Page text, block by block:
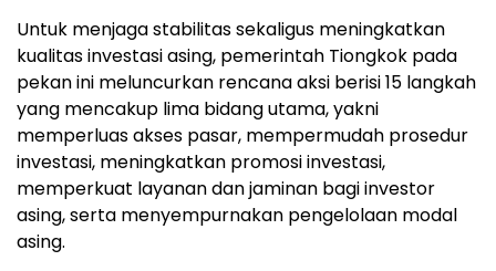
Untuk menjaga stabilitas sekaligus meningkatkan
kualitas investasi asing, pemerintah Tiongkok pada
pekan ini meluncurkan rencana aksi berisi 15 langkah
yang mencakup lima bidang utama, yakni
memperluas akses pasar, mempermudah prosedur
investasi, meningkatkan promosi investasi,
memperkuat layanan dan jaminan bagi investor
asing, serta menyempurnakan pengelolaan modal
asing.